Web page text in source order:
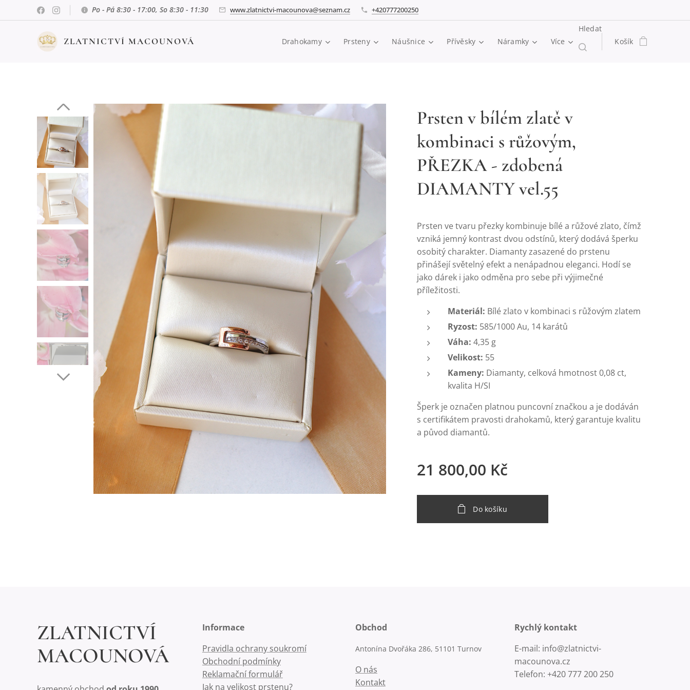
Po - Pá 8:30 - 17:00, So 8:30 - 11:30 www.zlatnictvi-macounova@seznam.cz +420777200250
ZLATNICTVÍ MACOUNOVÁ Drahokamy Prsteny Náušnice Přívěsky Náramky Více
Hledat
Košík
Prsten v bílém zlatě v
kombinaci s růžovým,
PŘEZKA - zdobená
DIAMANTY vel.55
Prsten ve tvaru přezky kombinuje bílé a růžové zlato, čímž
vzniká jemný kontrast dvou odstínů, který dodává šperku
osobitý charakter. Diamanty zasazené do prstenu
přinášejí světelný efekt a nenápadnou eleganci. Hodí se
jako dárek i jako odměna pro sebe při výjimečné
příležitosti.
Materiál: Bílé zlato v kombinaci s růžovým zlatem
Ryzost: 585/1000 Au, 14 karátů
Váha: 4,35 g
Velikost: 55
Kameny: Diamanty, celková hmotnost 0,08 ct,
kvalita H/SI
Šperk je označen platnou puncovní značkou a je dodáván
s certifikátem pravosti drahokamů, který garantuje kvalitu
a původ diamantů.
21 800,00 Kč
Do košíku
ZLATNICTVÍ
MACOUNOVÁ
Informace
Pravidla ochrany soukromí
Obchodní podmínky
Reklamační formulář
Jak na velikost prstenu?
Obchod
Antonína Dvořáka 286, 51101 Turnov
O nás
Kontakt
Rychlý kontakt
E-mail: info@zlatnictvi-
macounova.cz
Telefon: +420 777 200 250